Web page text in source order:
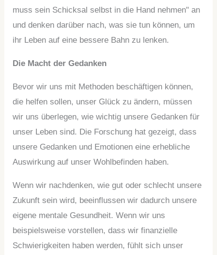
muss sein Schicksal selbst in die Hand nehmen" an
und denken darüber nach, was sie tun können, um
ihr Leben auf eine bessere Bahn zu lenken.
Die Macht der Gedanken
Bevor wir uns mit Methoden beschäftigen können,
die helfen sollen, unser Glück zu ändern, müssen
wir uns überlegen, wie wichtig unsere Gedanken für
unser Leben sind. Die Forschung hat gezeigt, dass
unsere Gedanken und Emotionen eine erhebliche
Auswirkung auf unser Wohlbefinden haben.
Wenn wir nachdenken, wie gut oder schlecht unsere
Zukunft sein wird, beeinflussen wir dadurch unsere
eigene mentale Gesundheit. Wenn wir uns
beispielsweise vorstellen, dass wir finanzielle
Schwierigkeiten haben werden, fühlt sich unser